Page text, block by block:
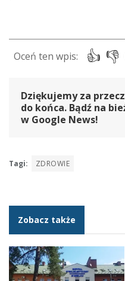
Dziękujemy za
do końca. Bądź na
w Google News!
Tagi: ZDROWIE
Zobacz także